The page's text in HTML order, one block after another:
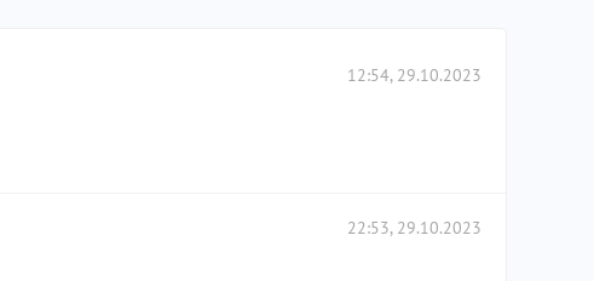
12:54, 29.10.2023
22:53, 29.10.2023